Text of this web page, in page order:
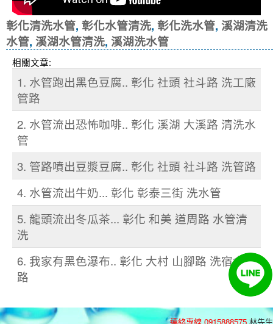
彰化清洗水管, 彰化水管清洗, 彰化洗水管, 溪湖清洗
水管, 溪湖水管清洗, 溪湖洗水管
相關文章:
1. 水管跑出黑色豆腐.. 彰化 社頭 社斗路 洗工廠
管路
2. 水管流出恐怖咖啡.. 彰化 溪湖 大溪路 清洗水
管
3. 管路噴出豆漿豆腐.. 彰化 社頭 社斗路 洗管路
4. 水管流出牛奶... 彰化 彰泰三街 洗水管
5. 龍頭流出冬瓜茶... 彰化 和美 道周路 水管清
洗
6. 我家有黑色瀑布.. 彰化 大村 山腳路 洗宿舍管
路